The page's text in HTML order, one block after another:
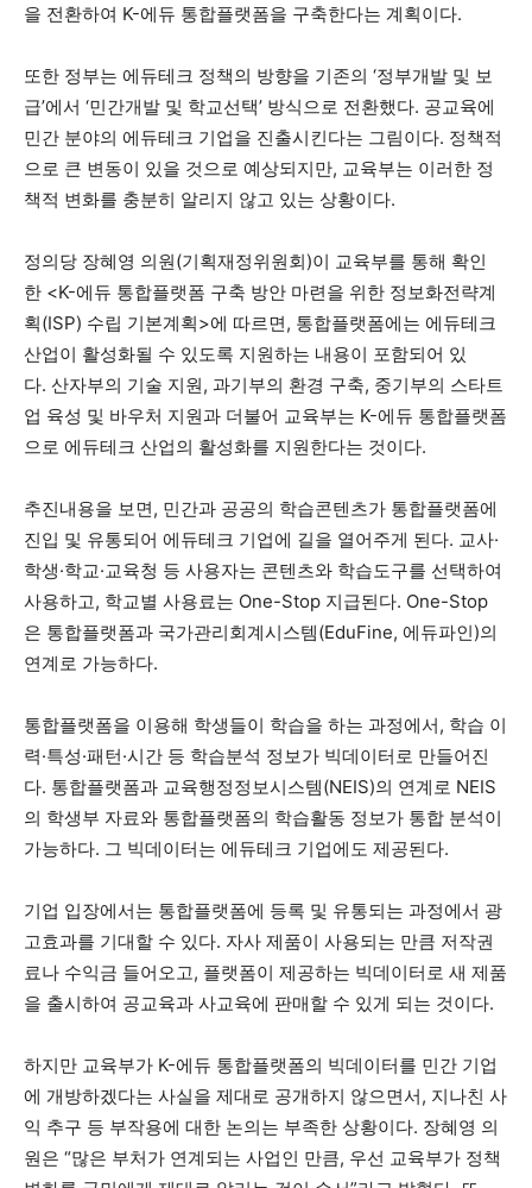
을 전환하여 K-에듀 통합플랫폼을 구축한다는 계획이다.
또한 정부는 에듀테크 정책의 방향을 기존의 ‘정부개발 및 보
급’에서 ‘민간개발 및 학교선택’ 방식으로 전환했다. 공교육에
민간 분야의 에듀테크 기업을 진출시킨다는 그림이다. 정책적
으로 큰 변동이 있을 것으로 예상되지만, 교육부는 이러한 정
책적 변화를 충분히 알리지 않고 있는 상황이다.
정의당 장혜영 의원(기획재정위원회)이 교육부를 통해 확인
한 <K-에듀 통합플랫폼 구축 방안 마련을 위한 정보화전략계
획(ISP) 수립 기본계획>에 따르면, 통합플랫폼에는 에듀테크
산업이 활성화될 수 있도록 지원하는 내용이 포함되어 있
다. 산자부의 기술 지원, 과기부의 환경 구축, 중기부의 스타트
업 육성 및 바우처 지원과 더불어 교육부는 K-에듀 통합플랫폼
으로 에듀테크 산업의 활성화를 지원한다는 것이다.
추진내용을 보면, 민간과 공공의 학습콘텐츠가 통합플랫폼에
진입 및 유통되어 에듀테크 기업에 길을 열어주게 된다. 교사·
학생·학교·교육청 등 사용자는 콘텐츠와 학습도구를 선택하여
사용하고, 학교별 사용료는 One-Stop 지급된다. One-Stop
은 통합플랫폼과 국가관리회계시스템(EduFine, 에듀파인)의
연계로 가능하다.
통합플랫폼을 이용해 학생들이 학습을 하는 과정에서, 학습 이
력·특성·패턴·시간 등 학습분석 정보가 빅데이터로 만들어진
다. 통합플랫폼과 교육행정정보시스템(NEIS)의 연계로 NEIS
의 학생부 자료와 통합플랫폼의 학습활동 정보가 통합 분석이
가능하다. 그 빅데이터는 에듀테크 기업에도 제공된다.
기업 입장에서는 통합플랫폼에 등록 및 유통되는 과정에서 광
고효과를 기대할 수 있다. 자사 제품이 사용되는 만큼 저작권
료나 수익금 들어오고, 플랫폼이 제공하는 빅데이터로 새 제품
을 출시하여 공교육과 사교육에 판매할 수 있게 되는 것이다.
하지만 교육부가 K-에듀 통합플랫폼의 빅데이터를 민간 기업
에 개방하겠다는 사실을 제대로 공개하지 않으면서, 지나친 사
익 추구 등 부작용에 대한 논의는 부족한 상황이다. 장혜영 의
원은 “많은 부처가 연계되는 사업인 만큼, 우선 교육부가 정책